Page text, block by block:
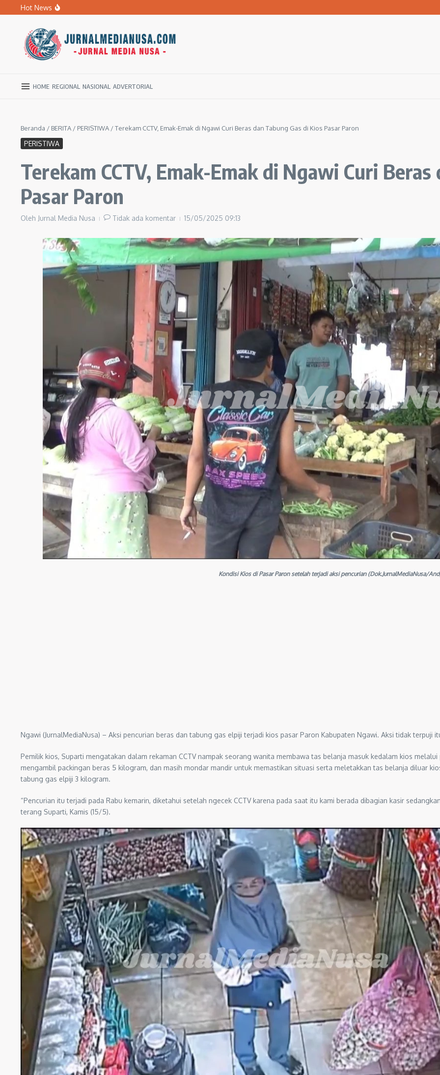
Lewati ke konten
Hot News
Kupas Pola Asuh Berbasis Otak Anak, SD Muhammadiyah 1 Ngawi Gelar Seminar Golden Parenting
HOME REGIONAL NASIONAL ADVERTORIAL
Beranda / BERITA / PERISTIWA /Terekam CCTV, Emak-Emak di Ngawi Curi Beras dan Tabung Gas di Kios Pasar Paron
PERISTIWA
Terekam CCTV, Emak-Emak di Ngawi Curi
Pasar Paron
Oleh Jurnal Media Nusa Tidak ada komentar 15/05/2025 09:13
Kondisi Kios di Pasar Paron setelah terjadi aksi pencurian (Dok.JurnalMediaNusa/
Ngawi (JurnalMediaNusa) – Aksi pencurian beras dan tabung gas elpiji terjadi kios pasar Paron Kabupaten Ngawi. Aksi tidak terpuji
Pemilik kios, Suparti mengatakan dalam rekaman CCTV nampak seorang wanita membawa tas belanja masuk kedalam kios
mengambil packingan beras 5 kilogram, dan masih mondar mandir untuk memastikan situasi serta meletakkan tas belanja diluar
tabung gas elpiji 3 kilogram.
“Pencurian itu terjadi pada Rabu kemarin, diketahui setelah ngecek CCTV karena pada saat itu kami berada dibagian kasir
terang Suparti, Kamis (15/5).